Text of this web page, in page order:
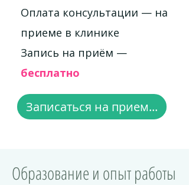
Оплата консультации — на
приеме в клинике
Запись на приём —
бесплатно
Записаться на прием...
Образование и опыт работы